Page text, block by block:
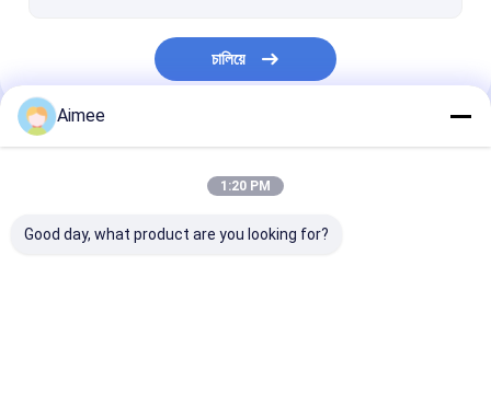
বিজ্ঞাপন বাধা
চালিয়ে
আমাদের বিভাগসমূহ
Aimee
1:20 PM
Good day, what product are you looking for?